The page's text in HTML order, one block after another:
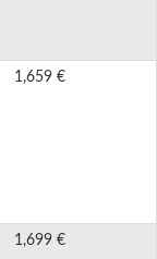
1,659 €
1,699 €